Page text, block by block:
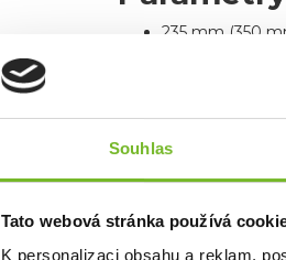
Souhlas
Tato webová stránka používá
K personalizaci obsahu a reklam,
235 mm (350